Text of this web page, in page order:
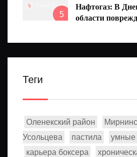
5
Нафтогаз: В
области
Теги
Оленекский район
Усольцева
пастила
умные
карьера боксера